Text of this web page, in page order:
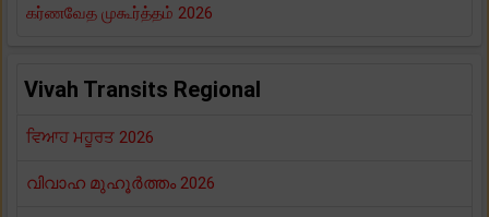
கர்ணவேத முகூர்த்தம் 2026
Vivah Transits Regional
ਵਿਆਹ ਮਹੂਰਤ 2026
വിവാഹ മുഹൂർത്തം 2026